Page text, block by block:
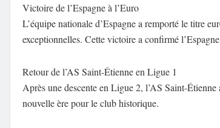
Victoire de l’Espagne à l’Euro
L’équipe nationale d’Espagne a remporté le titre
exceptionnelles. Cette victoire a confirmé
Retour de l’AS Saint-Étienne en Ligue 1
Après une descente en Ligue 2, l’AS Saint-
nouvelle ère pour le club historique.